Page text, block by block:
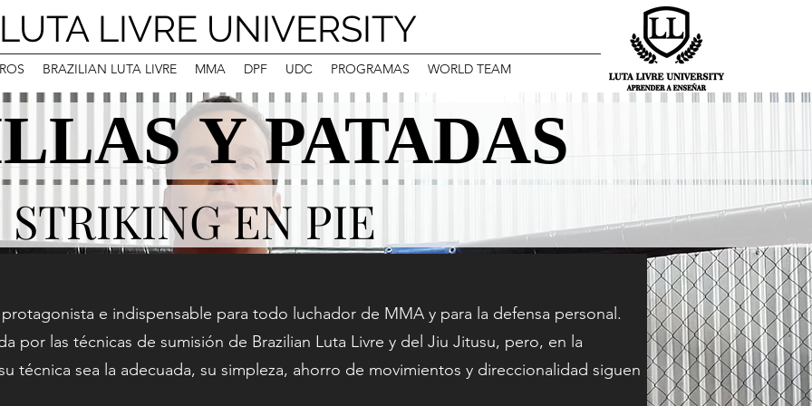
LUTA LIVRE UNIVERSITY
BRAZILIAN LUTA LIVRE MMA DPF UDC PROGRAMAS WORLD TEAM
Y PATADAS
Y PATADAS
STRIKING EN PIE
STRIKING EN PIE
e indispensable para todo luchador de MMA y para la defensa personal.
por las técnicas de sumisión de Brazilian Luta Livre y del Jiu Jitusu, pero, en la
técnica sea la adecuada, su simpleza, ahorro de movimientos y direccionalidad siguen